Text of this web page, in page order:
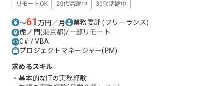
リモートOK 20代活躍中 30代活躍中
〜61 万円／月 業務委託(フリーランス)
虎ノ門(東京都)/一部リモート
C# / VBA
プロジェクトマネージャー(PM)
求めるスキル
・基本的なITの実務経験